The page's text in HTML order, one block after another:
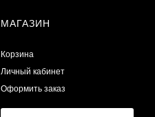
МАГАЗИН
Корзина
Личный кабинет
Оформить заказ